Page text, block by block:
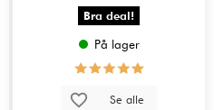
Bra deal!
På lager
Se alle